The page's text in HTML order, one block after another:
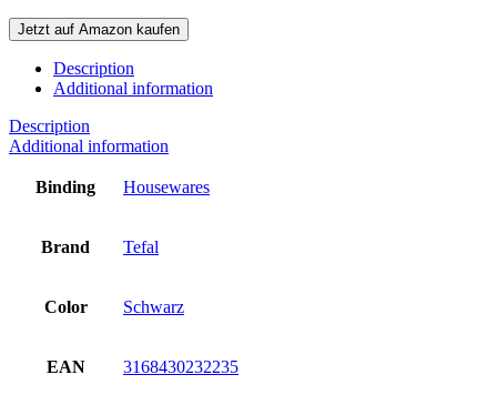
Jetzt auf Amazon kaufen
Description
Additional information
Description
Additional information
Binding Housewares
Brand Tefal
Color Schwarz
EAN 3168430232235